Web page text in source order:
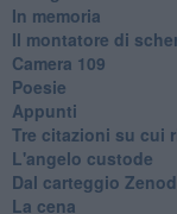
In memoria
Il montatore di
Camera 109
Poesie
Appunti
Tre citazioni su cui
L'angelo custode
Dal carteggio
La cena